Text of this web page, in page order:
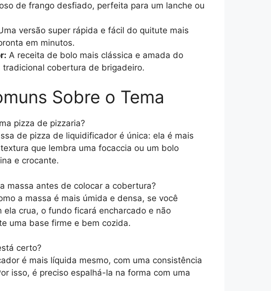
de frango desfiado, perfeita para um lanche ou
versão super rápida e fácil do quitute mais
em minutos.
A receita de bolo mais clássica e amada do
cobertura de brigadeiro.
Sobre o Tema
pizza de pizzaria?
de pizza de liquidificador é única: ela é mais
que lembra uma focaccia ou um bolo
e crocante.
massa antes de colocar a cobertura?
a massa é mais úmida e densa, se você
crua, o fundo ficará encharcado e não
uma base firme e bem cozida.
certo?
é mais líquida mesmo, com uma consistência
isso, é preciso espalhá-la na forma com uma